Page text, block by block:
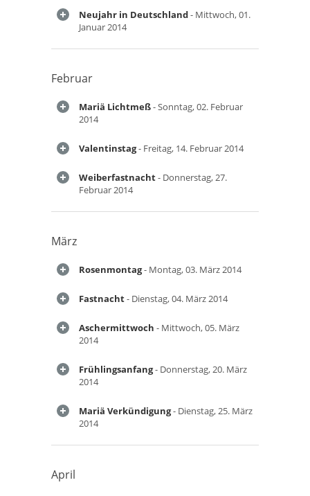
Neujahr in Deutschland- Mittwoch, 01.
Januar 2014
Februar
Mariä Lichtmeß- Sonntag, 02. Februar
2014
Valentinstag- Freitag, 14. Februar 2014
Weiberfastnacht- Donnerstag, 27.
Februar 2014
März
Rosenmontag- Montag, 03. März 2014
Fastnacht- Dienstag, 04. März 2014
Aschermittwoch - Mittwoch, 05. März
2014
Frühlingsanfang- Donnerstag, 20. März
2014
Mariä Verkündigung- Dienstag, 25. März
2014
April